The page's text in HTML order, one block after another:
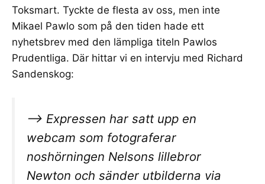
Toksmart. Tyckte de flesta av oss, men inte
Mikael Pawlo som på den tiden hade ett
nyhetsbrev med den lämpliga titeln Pawlos
Prudentliga. Där hittar vi en intervju med Richard
Sandenskog:
–> Expressen har satt upp en
webcam som fotograferar
noshörningen Nelsons lillebror
Newton och sänder utbilderna via